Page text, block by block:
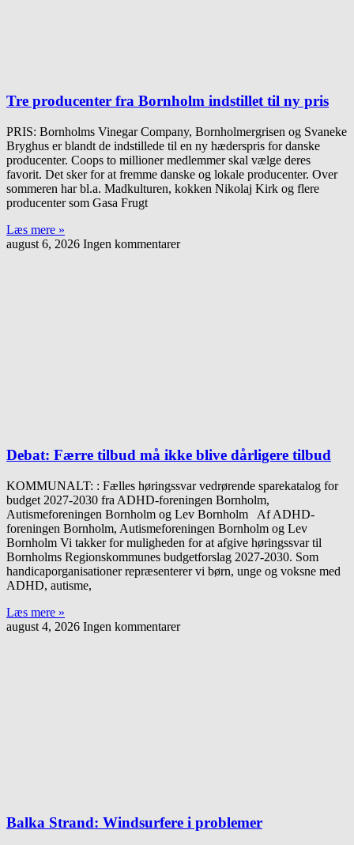
Tre producenter fra Bornholm indstillet til ny pris
PRIS: Bornholms Vinegar Company, Bornholmergrisen og Svaneke
Bryghus er blandt de indstillede til en ny hæderspris for danske
producenter. Coops to millioner medlemmer skal vælge deres
favorit. Det sker for at fremme danske og lokale producenter. Over
sommeren har bl.a. Madkulturen, kokken Nikolaj Kirk og flere
producenter som Gasa Frugt
Læs mere »
august 6, 2026 Ingen kommentarer
Debat: Færre tilbud må ikke blive dårligere tilbud
KOMMUNALT: : Fælles høringssvar vedrørende sparekatalog for
budget 2027-2030 fra ADHD-foreningen Bornholm,
Autismeforeningen Bornholm og Lev Bornholm Af ADHD-
foreningen Bornholm, Autismeforeningen Bornholm og Lev
Bornholm Vi takker for muligheden for at afgive høringssvar til
Bornholms Regionskommunes budgetforslag 2027-2030. Som
handicaporganisationer repræsenterer vi børn, unge og voksne med
ADHD, autisme,
Læs mere »
august 4, 2026 Ingen kommentarer
Balka Strand: Windsurfere i problemer